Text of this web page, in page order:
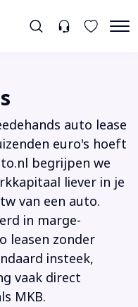
auto lease
euro's hoeft
begrijpen we
liever in je
van een auto.
in marge-
leasen zonder
insteek,
vaak direct
MKB.